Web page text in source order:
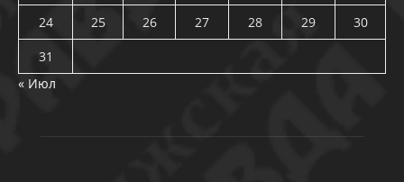
24
25 26 27 28 29
30
31
« Июл